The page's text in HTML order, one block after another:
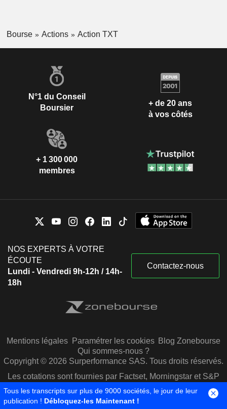
Bourse Actions Action TXT
N°1 du Conseil
Boursier
+ de 20 ans
à vos côtés
+ 1 300 000
membres
NOS EXPERTS À VOTRE
ÉCOUTE
Lundi - Vendredi 9h-12h / 14h-
18h
Contactez-nous
Mentions légales Paramétrer les cookies Blog Zonebourse
Qui sommes-nous ?
Copyright © 2026 Surperformance SAS. Tous droits réservés.
Les cotations sont fournies par Factset, Morningstar et S&P
Capital IQ
Tous les transcripts sur plus de 9000 sociétés, le jour de leur
publication ! Débloquez-les Maintenant !